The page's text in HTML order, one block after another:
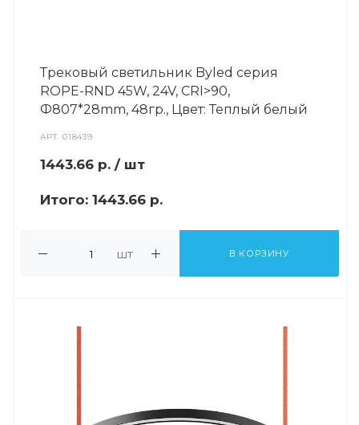
Трековый светильник Byled серия
ROPE-RND 45W, 24V, CRI>90,
Ф807*28mm, 48гр., Цвет: Теплый белый
АРТ.018439
1443.66 р. / шт
Итого: 1443.66 р.
шт В КОРЗИНУ